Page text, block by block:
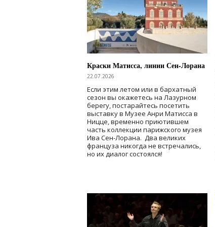
Краски Матисса, линии Сен-Лорана
22.07.2026
Если этим летом или в бархатный
сезон вы окажетесь на Лазурном
берегу, постарайтесь посетить
выставку в Музее Анри Матисса в
Ницце, временно приютившем
часть коллекции парижского музея
Ива Сен-Лорана. Два великих
француза никогда не встречались,
но их диалог состоялся!